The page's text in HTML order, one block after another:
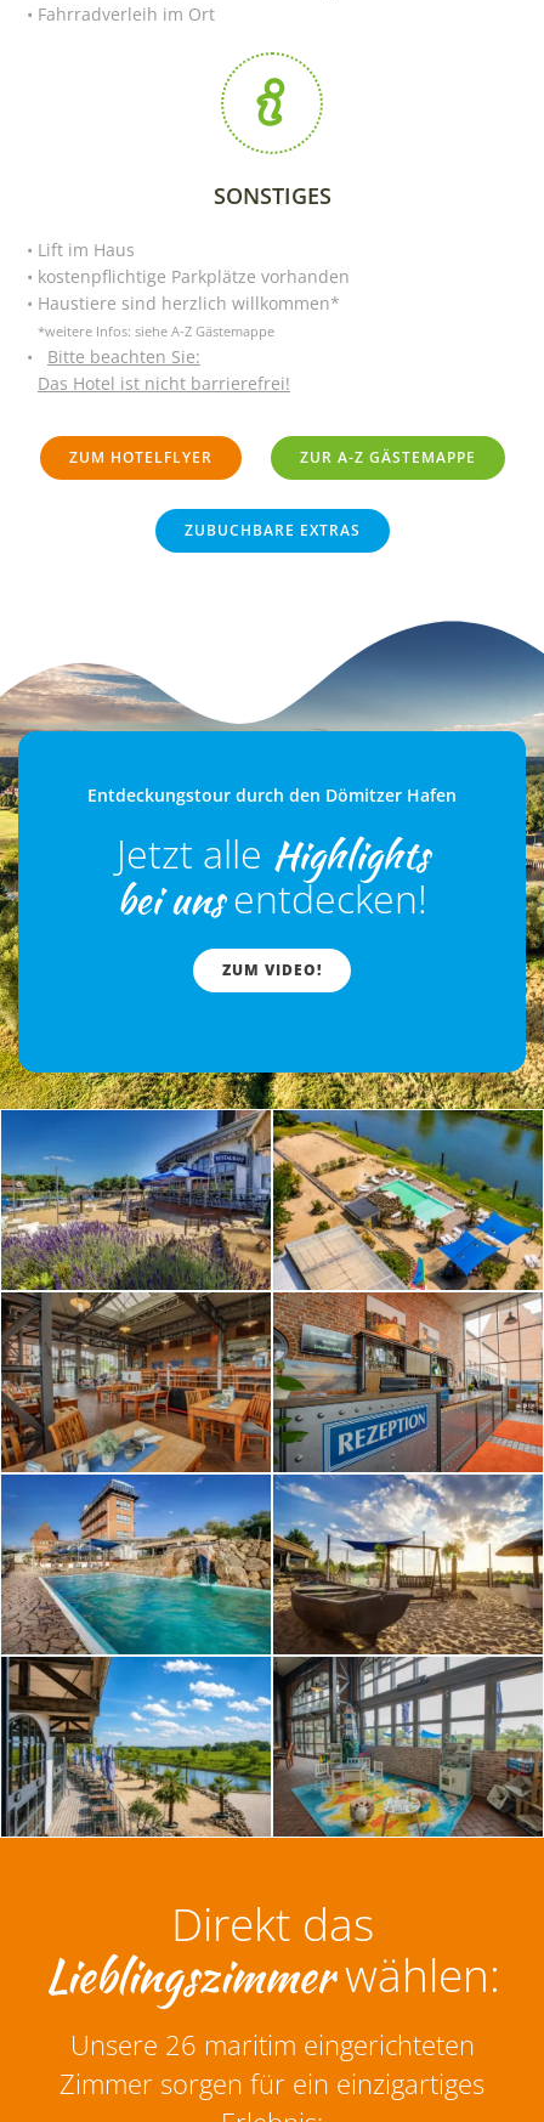
Fahrradverleih im Ort
SONSTIGES
Lift im Haus
kostenpflichtige Parkplätze vorhanden
Haustiere sind herzlich willkommen*
*weitere Infos: siehe A-Z Gästemappe
Bitte beachten Sie:
Das Hotel ist nicht barrierefrei!
ZUM HOTELFLYER ZUR A-Z GÄSTEMAPPE
ZUBUCHBARE EXTRAS
Entdeckungstour durch den Dömitzer Hafen
Jetzt alle Highlights
bei unsentdecken!
ZUM VIDEO!
Direkt das
Lieblingszimmerwählen:
Unsere 26 maritim eingerichteten
Zimmer sorgen für ein einzigartiges